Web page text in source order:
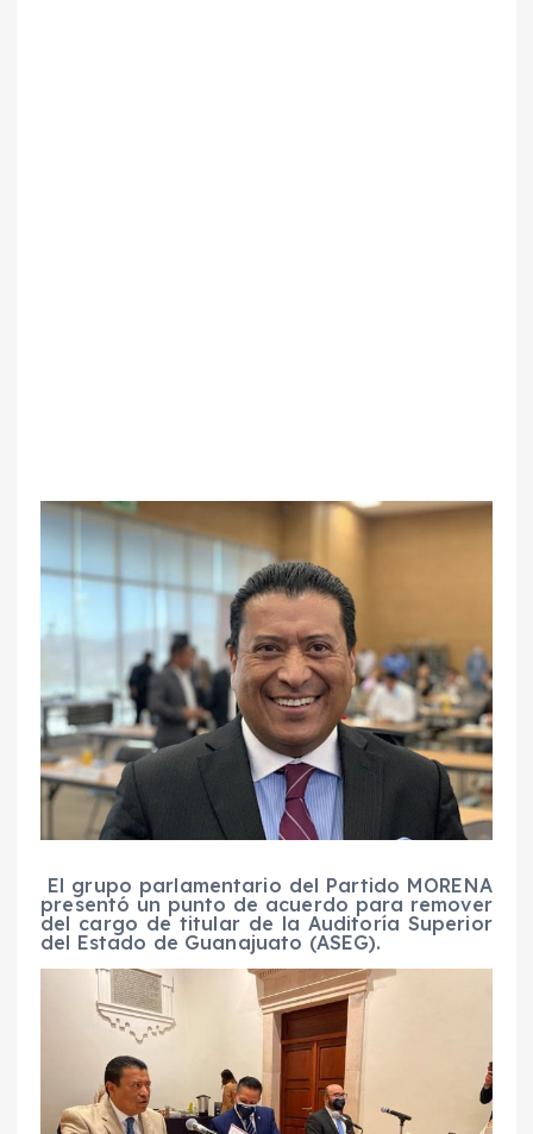
El grupo parlamentario del Partido MORENA
presentó un punto de acuerdo para remover
del cargo de titular de la Auditoría Superior
del Estado de Guanajuato (ASEG).